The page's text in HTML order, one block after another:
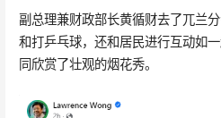
副总理兼财政部长黄循财去了兀兰
和打乒乓球，还和居民进行互动如
同欣赏了壮观的烟花秀。